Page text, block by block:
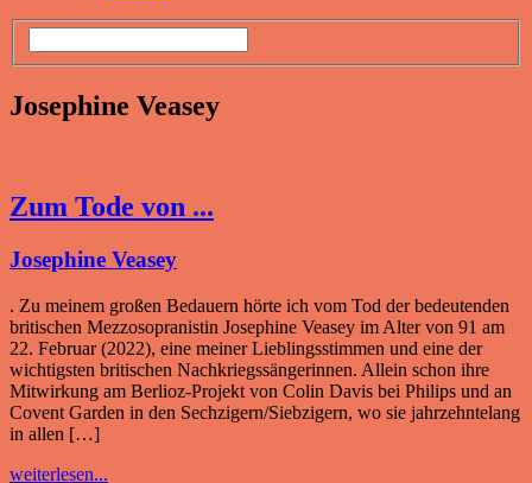
Josephine Veasey
Zum Tode von ...
Josephine Veasey
. Zu meinem großen Bedauern hörte ich vom Tod der bedeutenden
britischen Mezzosopranistin Josephine Veasey im Alter von 91 am
22. Februar (2022), eine meiner Lieblingsstimmen und eine der
wichtigsten britischen Nachkriegssängerinnen. Allein schon ihre
Mitwirkung am Berlioz-Projekt von Colin Davis bei Philips und an
Covent Garden in den Sechzigern/Siebzigern, wo sie jahrzehntelang
in allen […]
weiterlesen...